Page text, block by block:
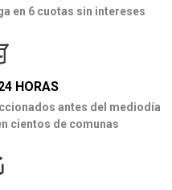
en 6 cuotas sin intereses
HORAS
antes del mediodía
cientos de comunas